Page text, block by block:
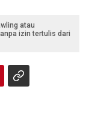
atau
izin tertulis dari